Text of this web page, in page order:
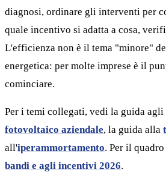
diagnosi, ordinare gli interventi per
quale incentivo si adatta a cosa,
L'efficienza non è il tema "minore"
energetica: per molte imprese è il
cominciare.
Per i temi collegati, vedi la guida agli
fotovoltaico aziendale, la guida alla
all'iperammortamento. Per il
bandi e agli incentivi 2026.